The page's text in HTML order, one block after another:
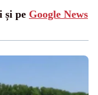
și pe Google News